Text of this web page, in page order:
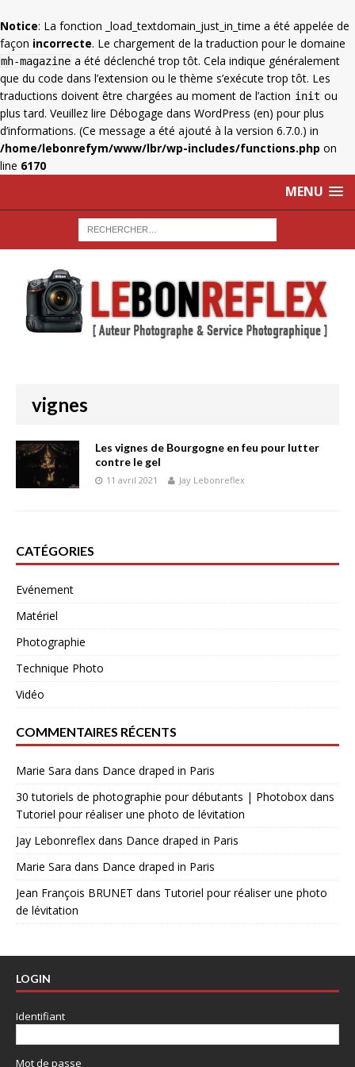
Notice: La fonction _load_textdomain_just_in_time a été appelée de
façon incorrecte. Le chargement de la traduction pour le domaine
mh-magazine a été déclenché trop tôt. Cela indique généralement
que du code dans l’extension ou le thème s’exécute trop tôt. Les
traductions doivent être chargées au moment de l’action init ou
plus tard. Veuillez lire Débogage dans WordPress (en) pour plus
d’informations. (Ce message a été ajouté à la version 6.7.0.) in
/home/lebonrefym/www/lbr/wp-includes/functions.php on
line 6170
MENU
vignes
Les vignes de Bourgogne en feu pour lutter
contre le gel
11 avril 2021 Jay Lebonreflex
CATÉGORIES
Evénement
Matériel
Photographie
Technique Photo
Vidéo
COMMENTAIRES RÉCENTS
Marie Sara dans Dance draped in Paris
30 tutoriels de photographie pour débutants | Photobox dans
Tutoriel pour réaliser une photo de lévitation
Jay Lebonreflex dans Dance draped in Paris
Marie Sara dans Dance draped in Paris
Jean François BRUNET dans Tutoriel pour réaliser une photo
de lévitation
LOGIN
Identifiant
Mot de passe